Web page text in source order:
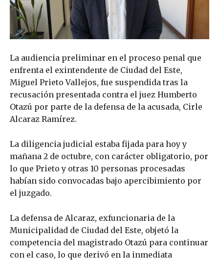
La audiencia preliminar en el proceso penal que
enfrenta el exintendente de Ciudad del Este,
Miguel Prieto Vallejos, fue suspendida tras la
recusación presentada contra el juez Humberto
Otazú por parte de la defensa de la acusada, Cirle
Alcaraz Ramírez.
La diligencia judicial estaba fijada para hoy y
mañana 2 de octubre, con carácter obligatorio, por
lo que Prieto y otras 10 personas procesadas
habían sido convocadas bajo apercibimiento por
el juzgado.
La defensa de Alcaraz, exfuncionaria de la
Municipalidad de Ciudad del Este, objetó la
competencia del magistrado Otazú para continuar
con el caso, lo que derivó en la inmediata